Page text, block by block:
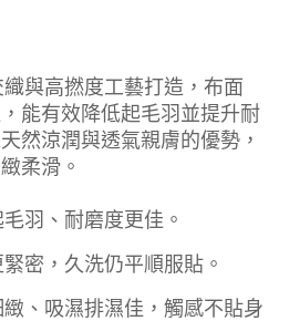
與高撚度工藝打造，布面
能有效降低起毛羽並提升耐
然涼潤與透氣親膚的優勢，
柔滑。
羽、耐磨度更佳。
密，久洗仍平順服貼。
、吸濕排濕佳，觸感不貼身